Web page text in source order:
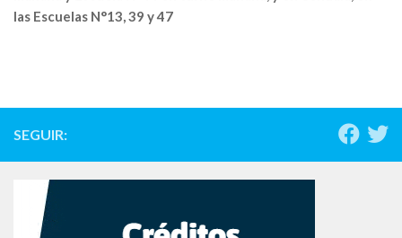
las Escuelas N°13, 39 y 47
SEGUIR: